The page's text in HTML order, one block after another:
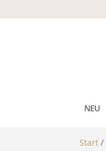
NEU
Start /